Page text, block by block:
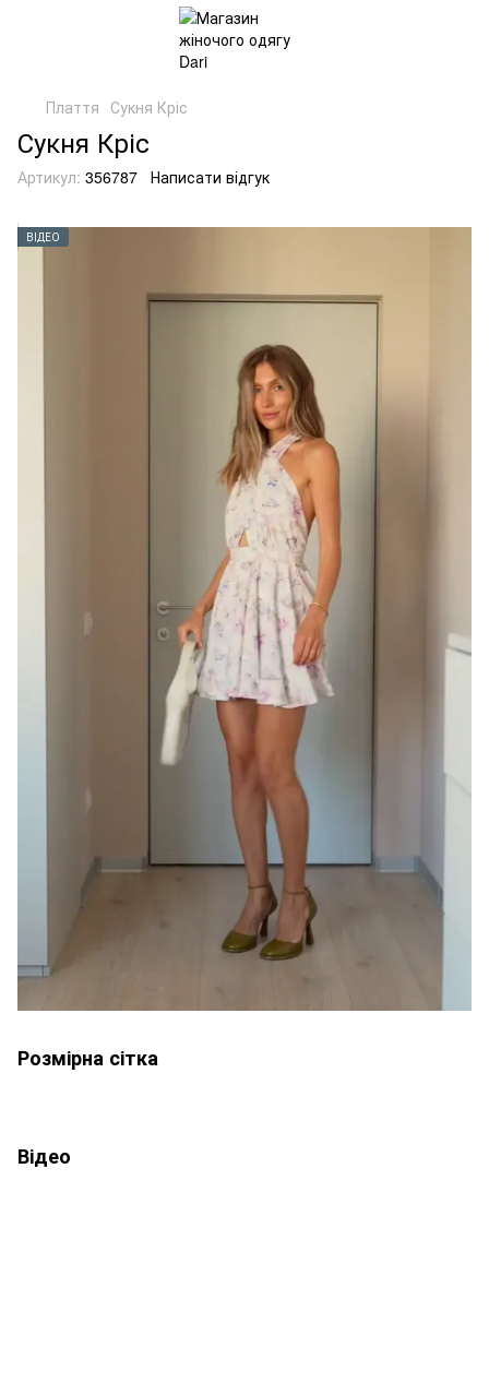
Плаття Сукня Кріс
Сукня Кріс
Артикул: 356787 Написати відгук
ВІДЕО
Розмірна сітка
Відео